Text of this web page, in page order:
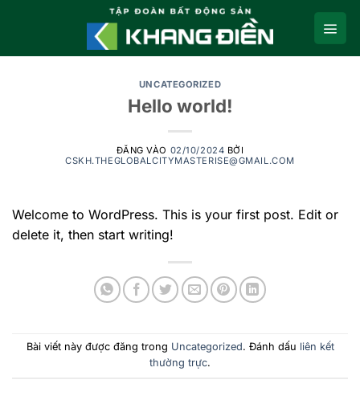
UNCATEGORIZED
Hello world!
ĐĂNG VÀO 02/10/2024 BỞI
CSKH.THEGLOBALCITYMASTERISE@GMAIL.COM
Welcome to WordPress. This is your first post. Edit or
delete it, then start writing!
Bài viết này được đăng trong Uncategorized. Đánh dấu liên kết
thường trực.